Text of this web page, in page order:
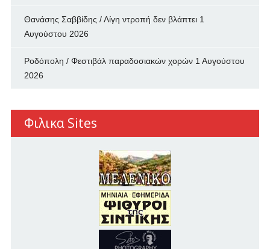
Θανάσης Σαββίδης / Λίγη ντροπή δεν βλάπτει 1
Αυγούστου 2026
Ροδόπολη / Φεστιβάλ παραδοσιακών χορών 1 Αυγούστου
2026
Φιλικα Sites